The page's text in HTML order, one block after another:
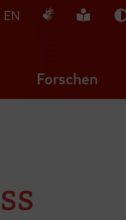
EN DeutscheLeichte
Forschen